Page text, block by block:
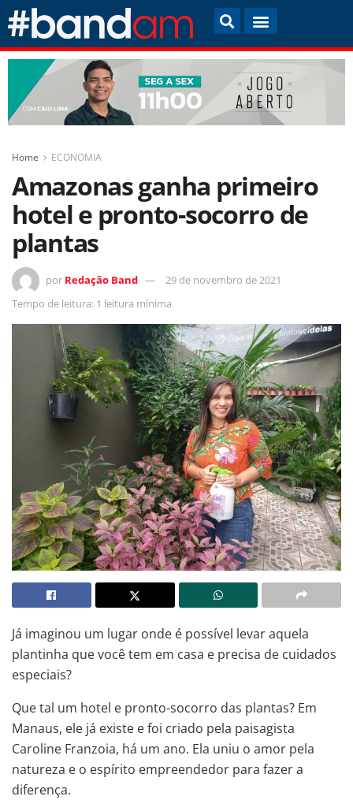
Home ECONOMIA
Amazonas ganha primeiro
hotel e pronto-socorro de
plantas
por Redação Band
29 de novembro de 2021
Tempo de leitura: 1 leitura mínima
Já imaginou um lugar onde é possível levar aquela
plantinha que você tem em casa e precisa de cuidados
especiais?
Que tal um hotel e pronto-socorro das plantas? Em
Manaus, ele já existe e foi criado pela paisagista
Caroline Franzoia, há um ano. Ela uniu o amor pela
natureza e o espírito empreendedor para fazer a
diferença.